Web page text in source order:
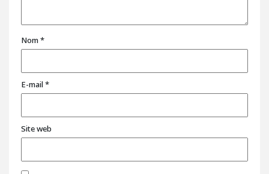
Nom*
E-mail*
Site web